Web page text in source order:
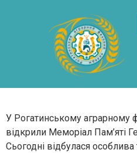
У Рогатинському аграрному
відкрили Меморіал Пам’яті
Сьогодні відбулася